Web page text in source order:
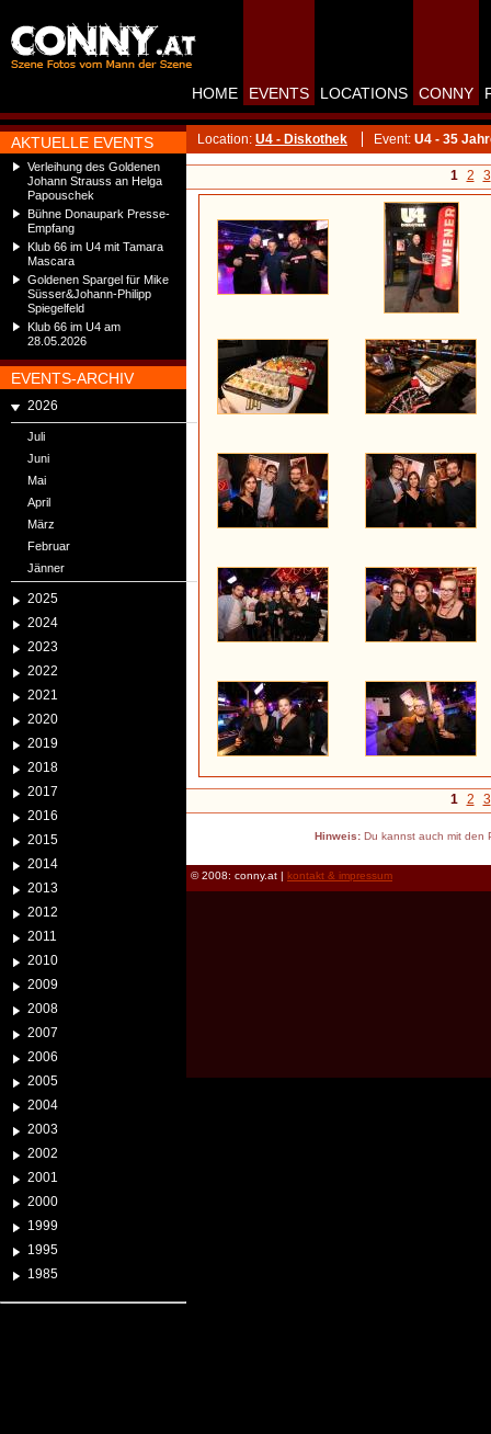
AKTUELLE EVENTS
Verleihung des Goldenen
Johann Strauss an Helga
Papouschek
Bühne Donaupark Presse-
Empfang
Klub 66 im U4 mit Tamara
Mascara
Goldenen Spargel für Mike
Süsser&Johann-Philipp
Spiegelfeld
Klub 66 im U4 am
28.05.2026
EVENTS-ARCHIV
2026
Juli
Juni
Mai
April
März
Februar
Jänner
2025
2024
2023
2022
2021
2020
2019
2018
2017
2016
2015
2014
2013
2012
2011
2010
2009
2008
2007
2006
2005
2004
2003
2002
2001
2000
1999
1995
1985
HOME EVENTS LOCATIONS CONNY
Location: U4 - Diskothek Event: U4 - 35
1 2 3
1 2 3
Hinweis:Du kannst auch mit den
© 2008: conny.at | kontakt & impressum